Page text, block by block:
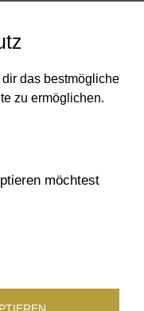
& Rückgabe
das bestmögliche
zu ermöglichen.
möchtest